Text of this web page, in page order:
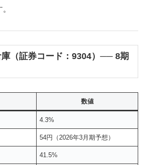
（証券コード：9304）── 8期
数値
4.3%
54円（2026年3月期予想）
41.5%